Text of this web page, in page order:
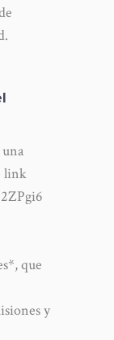
link
que
y